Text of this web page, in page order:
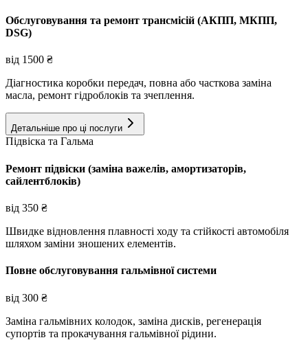
Обслуговування та ремонт трансмісій (АКПП, МКПП,
DSG)
від 1500 ₴
Діагностика коробки передач, повна або часткова заміна
масла, ремонт гідроблоків та зчеплення.
Детальніше про ці послуги
Підвіска та Гальма
Ремонт підвіски (заміна важелів, амортизаторів,
сайлентблоків)
від 350 ₴
Швидке відновлення плавності ходу та стійкості автомобіля
шляхом заміни зношених елементів.
Повне обслуговування гальмівної системи
від 300 ₴
Заміна гальмівних колодок, заміна дисків, регенерація
супортів та прокачування гальмівної рідини.